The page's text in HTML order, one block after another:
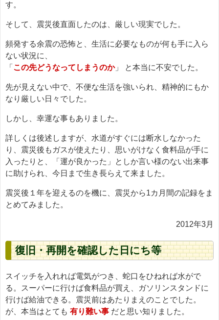
す。
そして、震災後直面したのは、厳しい現実でした。
頻発する余震の恐怖と、生活に必要なものが何も手に入ら
ない状況に、
「 この先どうなってしまうのか」 と本当に不安でした。
先が見えない中で、不便な生活を強いられ、精神的にもか
なり厳しい日々でした。
しかし、幸運な事もありました。
詳しくは後述しますが、水道がすぐには断水しなかった
り、震災後もガスが使えたり、思いがけなく食料品が手に
入ったりと、「運が良かった」としか言い様のない出来事
に助けられ、今日まで生き長らえて来ました。
震災後１年を迎えるのを機に、震災から1カ月間の記録をま
とめてみました。
2012年3月
復旧・再開を確認した日にち等
スイッチを入れれば電気がつき、蛇口をひねれば水がで
る。スーパーに行けば食料品が買え、ガソリンスタンドに
行けば給油できる。震災前はあたりまえのことでした。
が、本当はとても 有り難い事 だと思い知りました。